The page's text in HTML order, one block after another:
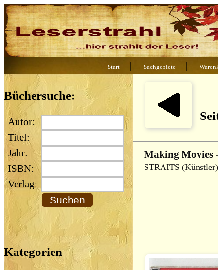
Start | Sachgebiete |
Büchersuche:
Autor:
Titel:
Jahr:
ISBN:
Verlag:
Kategorien
Making Movies
STRAITS (Künstler)